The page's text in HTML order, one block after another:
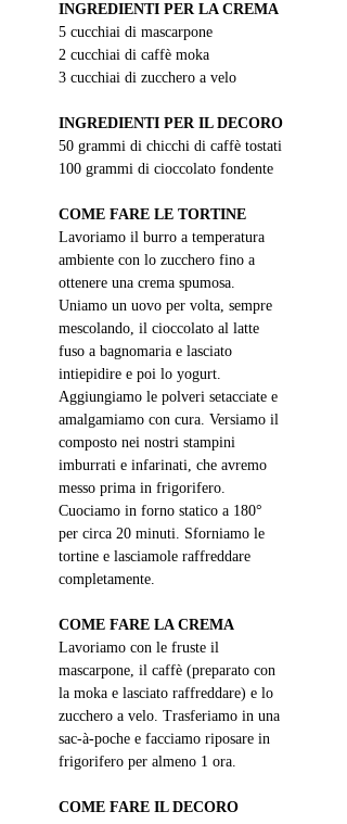
INGREDIENTI PER LA CREMA
5 cucchiai di mascarpone
2 cucchiai di caffè moka
3 cucchiai di zucchero a velo
INGREDIENTI PER IL DECORO
50 grammi di chicchi di caffè tostati
100 grammi di cioccolato fondente
COME FARE LE TORTINE
Lavoriamo il burro a temperatura
ambiente con lo zucchero fino a
ottenere una crema spumosa.
Uniamo un uovo per volta, sempre
mescolando, il cioccolato al latte
fuso a bagnomaria e lasciato
intiepidire e poi lo yogurt.
Aggiungiamo le polveri setacciate e
amalgamiamo con cura. Versiamo il
composto nei nostri stampini
imburrati e infarinati, che avremo
messo prima in frigorifero.
Cuociamo in forno statico a 180°
per circa 20 minuti. Sforniamo le
tortine e lasciamole raffreddare
completamente.
COME FARE LA CREMA
Lavoriamo con le fruste il
mascarpone, il caffè (preparato con
la moka e lasciato raffreddare) e lo
zucchero a velo. Trasferiamo in una
sac-à-poche e facciamo riposare in
frigorifero per almeno 1 ora.
COME FARE IL DECORO